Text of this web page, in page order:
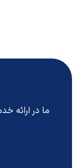
ما در ارائه